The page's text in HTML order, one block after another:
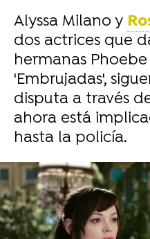
Alyssa Milano y
dos actrices que
hermanas
'Embrujadas',
disputa a través
ahora está
hasta la policía.
-